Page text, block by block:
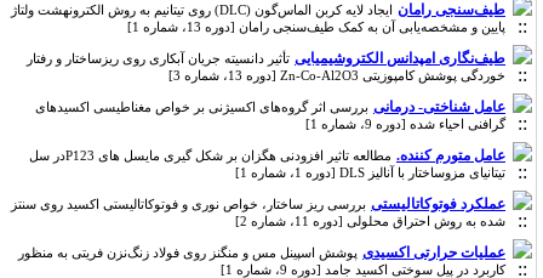
طیف‌سنجی رامان
ایجاد لایه کربن‌ الماس‌گون (DLC) روی تیتانیم به روش الکترونهشت ولتاژ
پایین و مشخصه‌یابی آن به کمک طیف‌سنجی رامان [دوره 13، شماره 1]
طیف‌نگاری امپدانس الکتروشیمیایی تأثیر دانسیته جریان آبکاری روی ریزساختار و رفتار
خوردگی پوشش کامپوزیتی Zn-Co-Al2O3 [دوره 13، شماره 3]
عامل شناختی- درمانی بررسی اثر گروه‌های اکسیژنی بر خواص مغناطیسی اکسیدهای
گرافنی احیاء شده [دوره 9، شماره 1]
عامل متورم کننده.
مطالعه تاثیر افزودنی هگزان بر شکل گیری مایسل های P123در سل
تیتانیای مزوساختار با آنالیز DLS [دوره 1، شماره 1]
عملکرد فوتوکاتالیستی بررسی ریز ساختار، خواص نوری و فوتوکاتالیستی اکسید روی سنتز
شده به روش احتراق محلولی [دوره 11، شماره 2]
عملیات حرارتی اکسیدی پوشش‌ اسپینل مس و منگنز روی فولاد زنگ‌نزن فریتی به منظور
کاربرد در پیل سوختی اکسید جامد [دوره 9، شماره 1]